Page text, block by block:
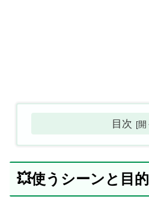
目次
💥使うシーンと目的